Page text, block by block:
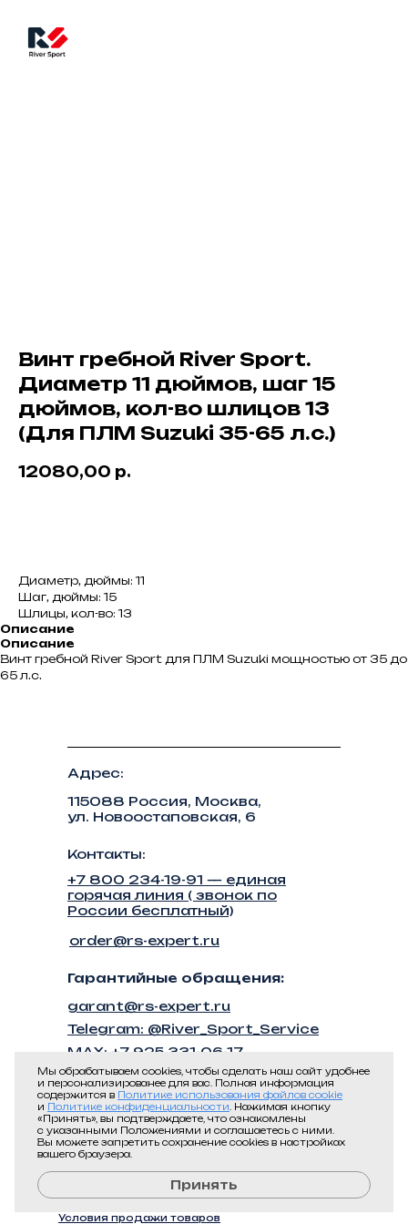
Мы обрабатываем cookies, чтобы сделать наш сайт удобнее
и персонализированее для вас. Полная информация
содержится в Политике использования файлов cookie
и Политике конфиденциальности . Нажимая кнопку
«Принять», вы подтверждаете, что ознакомлены
с указанными Положениями и соглашаетесь с ними.
Вы можете запретить сохранение cookies в настройках
вашего браузера.
Принять
Винт гребной River Sport.
Диаметр 11 дюймов, шаг 15
дюймов, кол-во шлицов 13
(Для ПЛМ Suzuki 35-65 л.с.)
12080,00 р.
Диаметр, дюймы: 11
Шаг, дюймы: 15
Шлицы, кол-во: 13
Описание
Описание
Винт гребной River Sport для ПЛМ Suzuki мощностью от 35 до
65 л.с.
Контакты:
+7 800 234-19-91 — единая
горячая линия ( звонок по
России бесплатный)
Гарантийные обращения:
garant@rs-expert.ru
Telegram: @River_Sport_Service
MAX: +7 925 331-06-17
order@rs-expert.ru
© 2014-2026 «ПромЦветМет».
ИНН 7709574625 / КПП 773401001
Адрес:
115088 Россия, Москва,
ул. Новоостаповская, 6
Сайт разработанCUBIK.
Условия продажи товаров